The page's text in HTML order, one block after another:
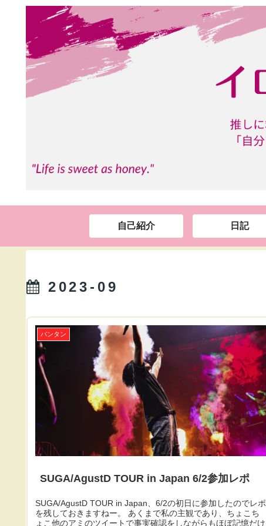
自己紹介 日記
2023-09
バンタン
SUGA/AgustD TOUR in Japan 6/2参加レポ
SUGA/AgustD TOUR in Japan、6/2の初日に参加したのでレポ
を残しておきますねー。 あくまで私の主観であり、ちょこち
ょこ他のアミのツイートで事実確認をしながらもほぼ記憶だけ